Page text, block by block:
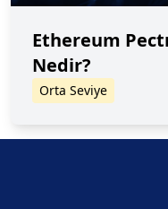
Ethereum
Nedir?
Orta Seviye